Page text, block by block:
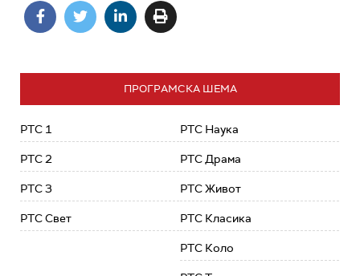
ПРОГРАМСКА ШЕМА
РТС 1
РТС 2
РТС 3
РТС Свет
РТС Наука
РТС Драма
РТС Живот
РТС Класика
РТС Коло